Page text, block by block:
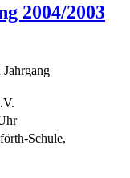
2004/2003
Schule,